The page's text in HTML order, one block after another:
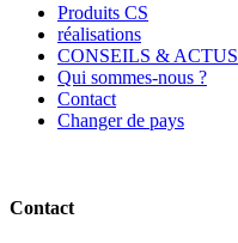
Produits CS
réalisations
CONSEILS & ACTUS
Qui sommes-nous ?
Contact
Changer de pays
Contact